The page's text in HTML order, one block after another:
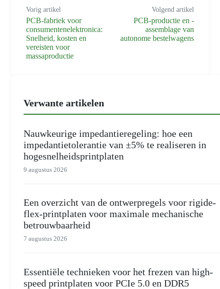
Vorig artikel
PCB-fabriek voor
consumentenelektronica:
Snelheid, kosten en
vereisten voor
massaproductie
Volgend artikel
PCB-productie en -
assemblage van
autonome bestelwagens
Verwante artikelen
Nauwkeurige impedantieregeling: hoe een
impedantietolerantie van ±5% te realiseren in
hogesnelheidsprintplaten
9 augustus 2026
Een overzicht van de ontwerpregels voor rigide-
flex-printplaten voor maximale mechanische
betrouwbaarheid
7 augustus 2026
Essentiële technieken voor het frezen van high-
speed printplaten voor PCIe 5.0 en DDR5